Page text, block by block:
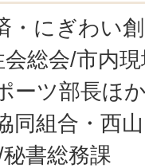
・にぎわい
総会/市内
ーツ部長ほ
同組合・西
書総務課